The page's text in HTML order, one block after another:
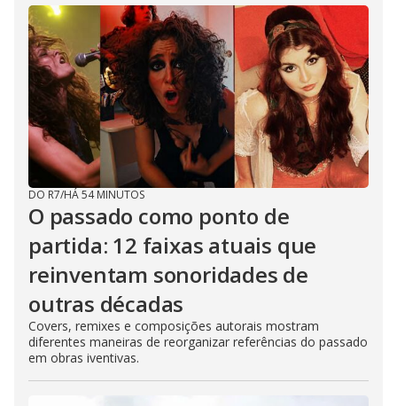
DO R7/HÁ 54 MINUTOS
O passado como ponto de
partida: 12 faixas atuais que
reinventam sonoridades de
outras décadas
Covers, remixes e composições autorais mostram
diferentes maneiras de reorganizar referências do passado
em obras iventivas.